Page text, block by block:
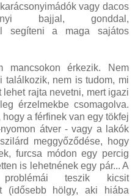
vagy dacos
bajjal, gonddal,
segíteni a maga sajátos
mancsokon érkezik. Nem
találkozik, nem is tudom, mi
lehet rajta nevetni, mert igazi
érzelmekbe csomagolva.
a férfinek van egy tökfej
átver - vagy a lakók
meggyőződése, hogy
furcsa módon egy percig
is lehetnének egy pár... A
problémái teszik kicsit
(idősebb hölgy, aki hiába